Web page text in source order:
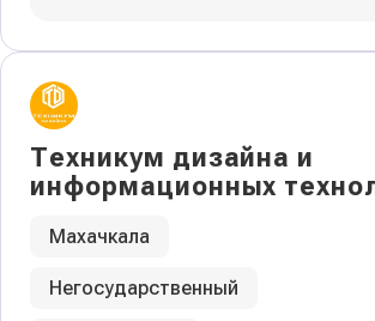
Техникум дизайна и
информационных
Махачкала
Негосударственный